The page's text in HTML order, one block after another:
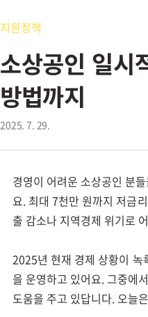
지원정책
소상공인 일시
방법까지
2025. 7. 29.
경영이 어려운 소상공인 분
요. 최대 7천만 원까지 저금
출 감소나 지역경제 위기로
2025년 현재 경제 상황이 녹
을 운영하고 있어요. 그중에
도움을 주고 있답니다. 오늘